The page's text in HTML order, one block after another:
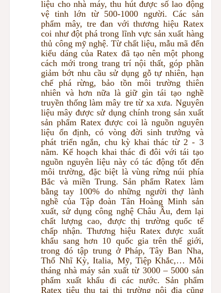
liệu cho nhà máy, thu hút được số lao động
vệ tinh lớn từ 500-1000 người. Các sản
phẩm mây, tre đan với thương hiệu Ratex
coi như đột phá trong lĩnh vực sản xuất hàng
thủ công mỹ nghệ. Từ chất liệu, mẫu mã đến
kiểu dáng của Ratex đã tạo nên một phong
cách mới trong trang trí nội thất, góp phần
giảm bớt nhu cầu sử dụng gỗ tự nhiên, hạn
chế phá rừng, bảo tồn môi trường thiên
nhiên và hơn nữa là giữ gìn tái tạo nghề
truyền thống làm mây tre từ xa xưa. Nguyên
liệu mây được sử dụng chính trong sản xuất
sản phẩm Ratex được coi là nguồn nguyên
liệu ổn định, có vòng đời sinh trưởng và
phát triển ngắn, chu kỳ khai thác từ 2 - 3
năm. Kế hoạch khai thác đi đôi với tái tạo
nguồn nguyên liệu này có tác động tốt đến
môi trường, đặc biệt là vùng rừng núi phía
Bắc và miền Trung. Sản phẩm Ratex làm
bằng tay 100% do những người thợ lành
nghề của Tập đoàn Tân Hoàng Minh sản
xuất, sử dụng công nghệ Châu Âu, đem lại
chất lượng cao, được thị trường quốc tế
chấp nhận. Thương hiệu Ratex được xuất
khẩu sang hơn 10 quốc gia trên thế giới,
trong đó tập trung ở Pháp, Tây Ban Nha,
Thổ Nhĩ Kỳ, Italia, Mỹ, Tiệp Khắc,… Mỗi
tháng nhà máy sản xuất từ 3000 – 5000 sản
phẩm xuất khẩu đi các nước. Sản phẩm
Ratex tiêu thụ tại thị trường nội địa cũng